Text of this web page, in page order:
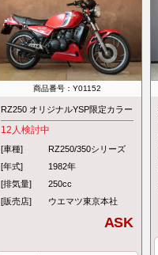
商品番号：Y01152
RZ250 オリジナルYSP限定カラー
12 人検討中
[車種]
RZ250/350シリーズ
[年式]
1982年
[排気量]
250cc
[販売店]
ウエマツ東京本社
ASK